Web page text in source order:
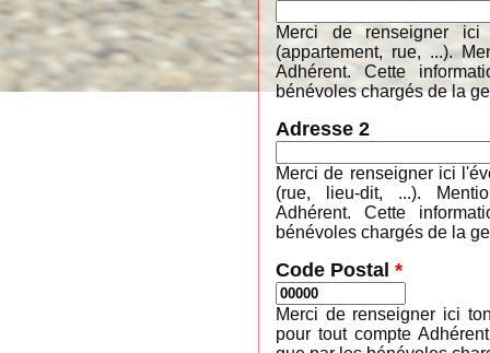
Merci de renseigner
(appartement, rue, ...).
Adhérent. Cette
bénévoles chargés de la
Adresse 2
Merci de renseigner ici
(rue, lieu-dit, ...).
Adhérent. Cette
bénévoles chargés de la
Code Postal *
Merci de renseigner ici
pour tout compte